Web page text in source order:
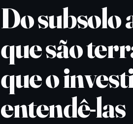
Do subsolo
que são
que o
entendê-las